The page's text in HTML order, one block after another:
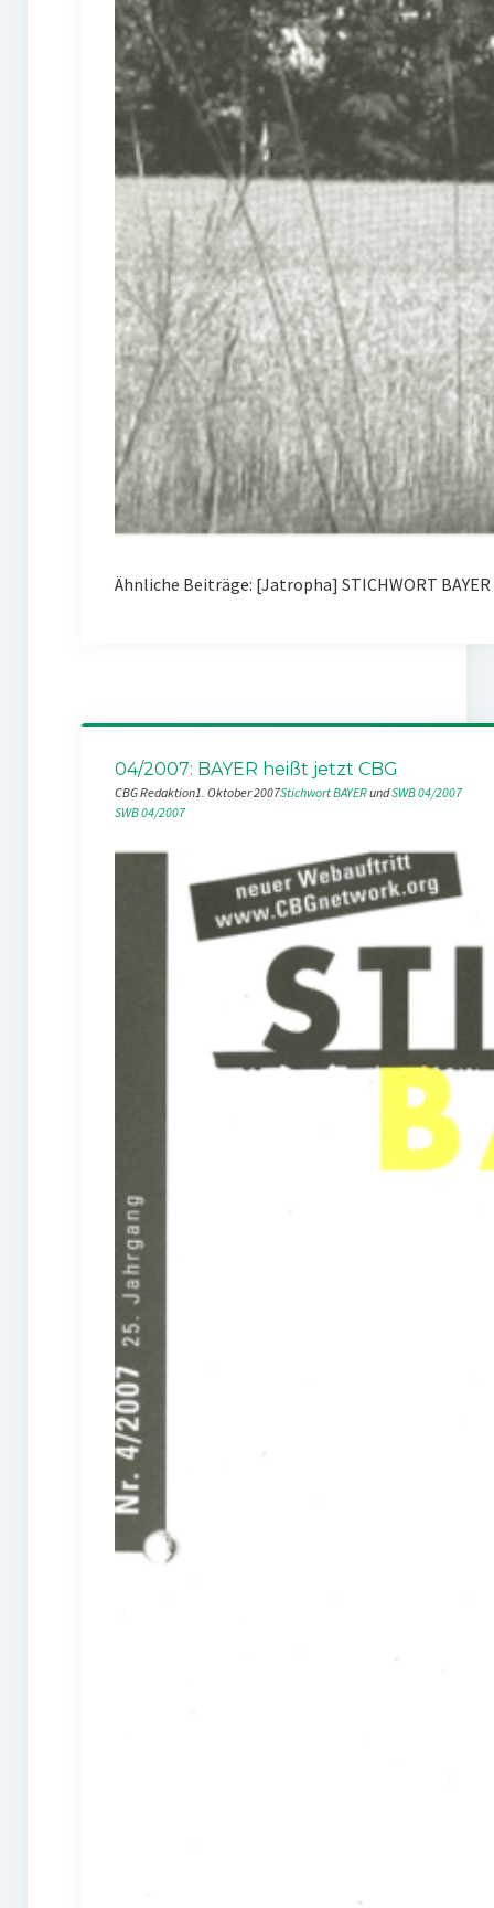
Ähnliche Beiträge: [Jatropha] STICHWORT
04/2007: BAYER heißt jetzt CBG
CBG Redaktion1. Oktober 2007Stichwort BAYER und SWB 04/2007
SWB 04/2007